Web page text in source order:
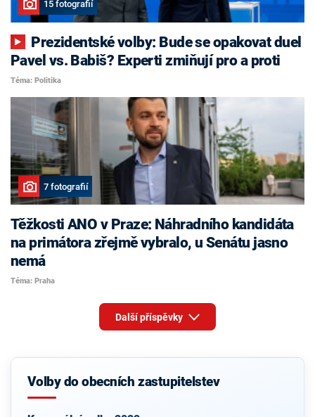
15 fotografií
Pavel vs. Babiš? Experti zmiňují pro a proti
Téma: Politika
7 fotografií
Těžkosti ANO v Praze: Náhradního kandidáta
na primátora zřejmě vybralo, u Senátu jasno
nemá
Téma: Praha
Další příspěvky
Volby do obecních zastupitelstev